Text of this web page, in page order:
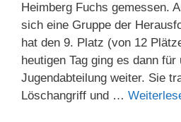
Heimberg Fuchs gemessen.
sich eine Gruppe der
hat den 9. Platz (von 12
heutigen Tag ging es dann für
Jugendabteilung weiter. Sie
Löschangriff und …